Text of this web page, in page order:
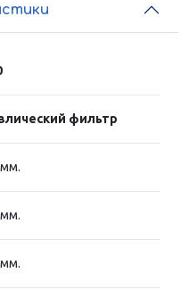
фильтр
мм.
мм.
мм.